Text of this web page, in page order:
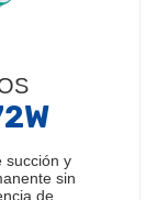
succión y
sin
de…